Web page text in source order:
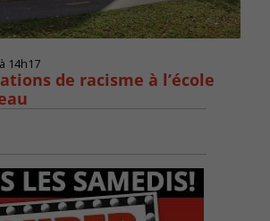
14h17
de racisme à l’école